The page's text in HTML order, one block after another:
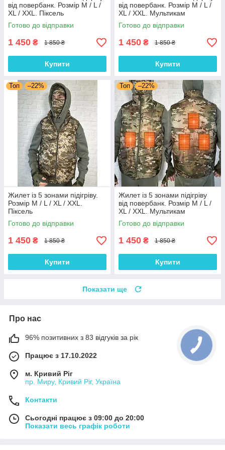
від повербанк. Розмір М / L /
XL / XXL. Піксель
Готово до відправки
1 450 ₴ 1 850 ₴
Купити
від повербанк. Розмір М / L /
XL / XXL. Мультикам
Готово до відправки
1 450 ₴ 1 850 ₴
Купити
Топ –22%
Жилет із 5 зонами підігріву.
Розмір М / L / XL / XXL.
Піксель
Готово до відправки
1 450 ₴ 1 850 ₴
Купити
Топ –22%
Жилет із 5 зонами підігріву
від повербанк. Розмір М / L /
XL / XXL. Мультикам
Готово до відправки
1 450 ₴ 1 850 ₴
Купити
Показати ще
Про нас
96% позитивних з 83 відгуків за рік
Працює з 17.10.2022
м. Кривий Ріг
пр. Миру, Кривий Ріг, Україна
Контакти
Сьогодні працює з 09:00 до 20:00
Показати весь графік роботи